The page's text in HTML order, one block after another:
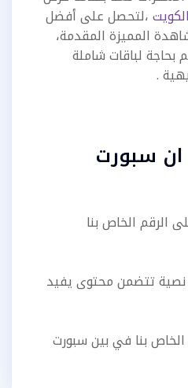
،لتحصل على أفضل
المميزة المقدمة،
بحاجة لباقات شاملة
.
سبورت
الرقم الخاص بنا
نصية تتضمن محتوى يفيد
الخاص بنا في بين سبورت